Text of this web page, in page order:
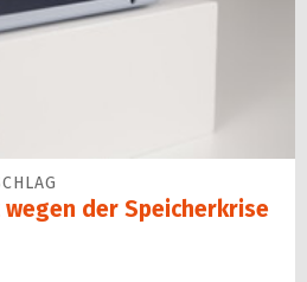
der Speicherkrise